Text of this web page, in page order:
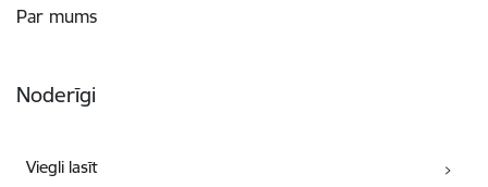
Par mums
Noderīgi
Viegli lasīt